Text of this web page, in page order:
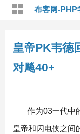
布客网-PHP
皇帝PK韦德
对飚40+
作为03一代中
皇帝和闪电侠之间